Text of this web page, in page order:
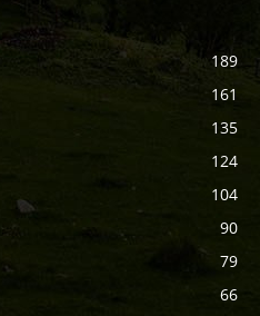
189
161
135
124
104
90
79
66